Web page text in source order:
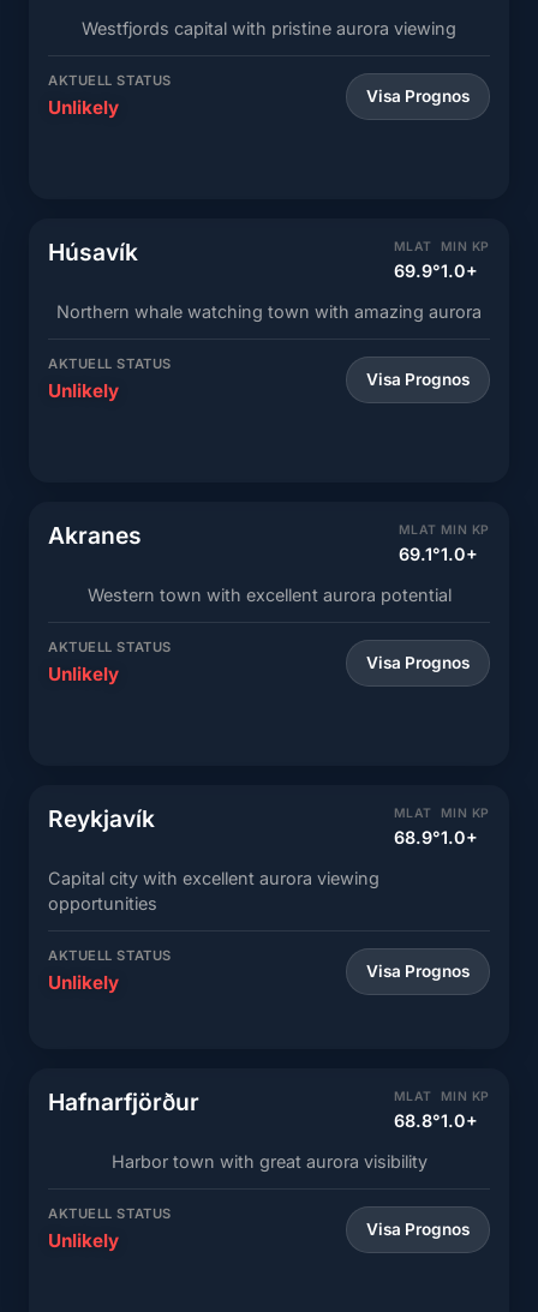
Westfjords capital with pristine aurora viewing
AKTUELL STATUS
Unlikely Visa Prognos
Húsavík MLAT
69.9°
MIN KP
1.0+
Northern whale watching town with amazing aurora
AKTUELL STATUS
Unlikely Visa Prognos
Akranes MLAT
69.1°
MIN KP
1.0+
Western town with excellent aurora potential
AKTUELL STATUS
Unlikely Visa Prognos
Reykjavík MLAT
68.9°
MIN KP
1.0+
Capital city with excellent aurora viewing
opportunities
AKTUELL STATUS
Unlikely Visa Prognos
Hafnarfjörður MLAT
68.8°
MIN KP
1.0+
Harbor town with great aurora visibility
AKTUELL STATUS
Unlikely Visa Prognos